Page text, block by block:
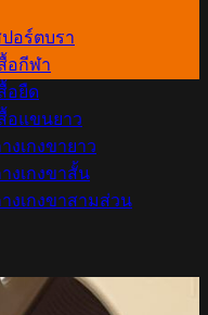
อร์ตบรา
อกีฬา
อยืด
อแขนยาว
งเกงขายาว
งเกงขาสั้น
งเกงขาสามส่วน